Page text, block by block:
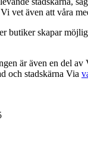
även att våra
butiker skapar
är även en del
och stadskärna Via